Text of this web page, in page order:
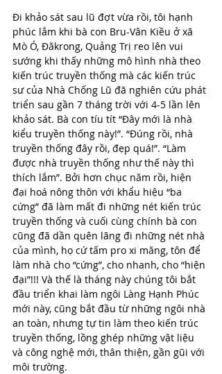
Đi khảo sát sau lũ đợt vừa rồi, tôi hạnh
phúc lắm khi bà con Bru-Vân Kiều ở xã
Mò Ó, Đăkrong, Quảng Trị reo lên vui
sướng khi thấy những mô hình nhà theo
kiến trúc truyền thống mà các kiến trúc
sư của Nhà Chống Lũ đã nghiên cứu phát
triển sau gần 7 tháng trời với 4-5 lần lên
khảo sát. Bà con tíu tít “Đây mới là nhà
kiểu truyền thống này!”. “Đúng rồi, nhà
truyền thống đây rồi, đẹp quá!”. “Làm
được nhà truyền thống như thế này thì
thích lắm”. Bởi hơn chục năm rồi, hiện
đại hoá nông thôn với khẩu hiệu “ba
cứng” đã làm mất đi những nét kiến trúc
truyền thống và cuối cùng chính bà con
cũng đã dần quên lãng đi những nét nhà
của mình, họ cứ tấm pro xi măng, tôn để
làm nhà cho “cứng”, cho nhanh, cho “hiện
đại”!!! Và thế là tháng này chúng tôi bắt
đầu triển khai làm ngôi Làng Hạnh Phúc
mới này, cũng bắt đầu từ những ngôi nhà
an toàn, nhưng tự tin làm theo kiến trúc
truyền thống, lồng ghép những vật liệu
và công nghệ mới, thân thiện, gần gũi với
môi trường.